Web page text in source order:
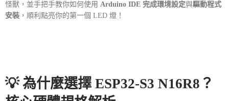
怪獸，並手把手教你如何使用 Arduino IDE 完成環境設定與驅動程式
安裝 ，順利點亮你的第一個 LED 燈！
💡 為什麼選擇 ESP32-S3 N16R8？